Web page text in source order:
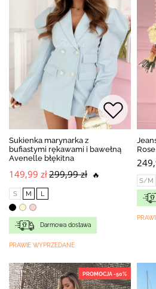
Sukienka marynarka z
bufiastymi rękawami i bawełną
Avenelle błękitna
149,99 zł299,99 zł 🔥
S M L
Darmowa dostawa
PRAWIE WYPRZEDANE
S/M
PROMOCJA -50%